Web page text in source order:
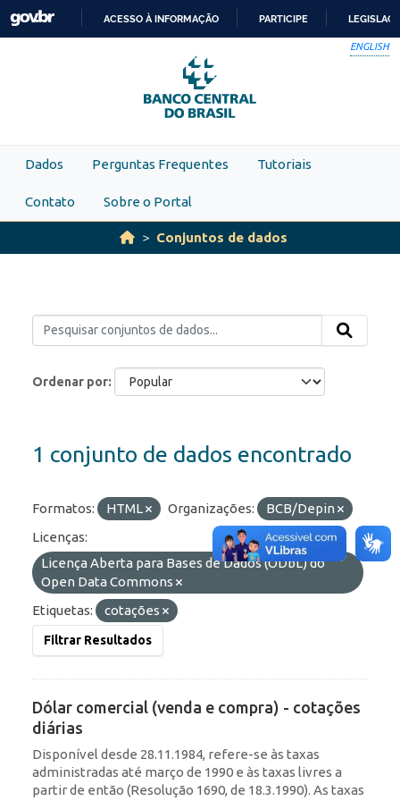
Skip to main content
PARA
O
CONTEÚDO
ACESSO À INFORMAÇÃO PARTICIPE
ENGLISH
Dados Perguntas Frequentes Tutoriais
Contato Sobre o Portal
Conjuntos de dados
Ordenar por
1 conjunto de dados encontrado
Formatos: HTML Organizações:
BCB/Depin
Licenças:
Licença Aberta para Bases de Dados (ODbL) do
Open Data Commons
Etiquetas:
cotações
Filtrar Resultados
Dólar comercial (venda e compra) - cotações
diárias
Disponível desde 28.11.1984, refere-se às taxas
administradas até março de 1990 e às taxas livres a
partir de então (Resolução 1690, de 18.3.1990). As taxas